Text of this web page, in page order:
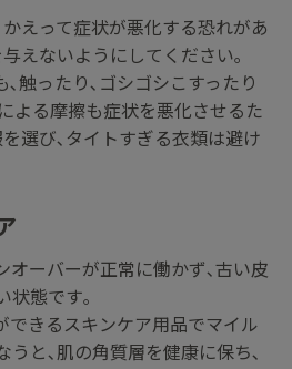
えって症状が悪化する恐れがあ
えないようにしてください｡
､触ったり､ゴシゴシこすったり
よる摩擦も症状を悪化させるた
選び､タイトすぎる衣類は避け
オーバーが正常に働かず､古い皮
状態です｡
できるスキンケア用品でマイル
うと､肌の角質層を健康に保ち､